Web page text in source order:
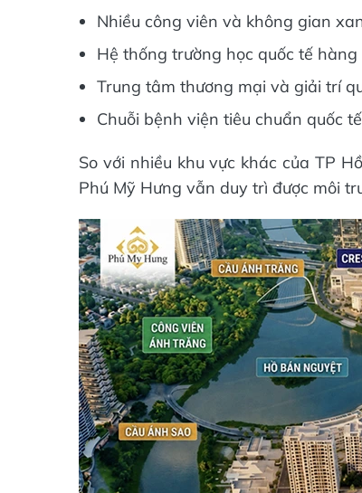
Nhiều công viên và không gian
Hệ thống trường học quốc tế hàng
Trung tâm thương mại và giải trí
Chuỗi bệnh viện tiêu chuẩn quốc
So với nhiều khu vực khác của TP
Phú Mỹ Hưng vẫn duy trì được môi